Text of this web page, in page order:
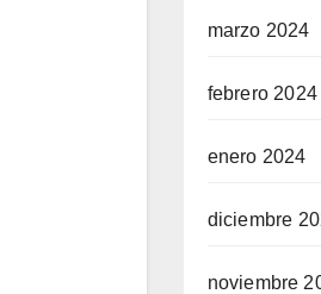
marzo 2024
febrero 2024
enero 2024
diciembre
noviembre